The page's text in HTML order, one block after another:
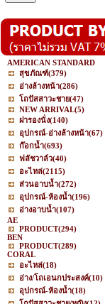
AMERICAN STANDARD
สุขภัณฑ์(379)
อ่างล้างหน้า(286)
โถปัสสาวะชาย(47)
NEW ARRIVAL(5)
ฝารองนั่ง(140)
อุปกรณ์-อ่างล้างหน้า(67)
ก๊อกน้ำ(693)
ฟลัชวาล์ว(40)
อะไหล่(2115)
ส่วนอาบน้ำ(272)
อุปกรณ์-ห้องน้ำ(196)
อ่างอาบน้ำ(107)
AE
PRODUCT(294)
BEN
PRODUCT(289)
CORAL
อะไหล่(18)
อ่าง/โถเอนกประสงค์(10)
อุปกรณ์-ห้องน้ำ(18)